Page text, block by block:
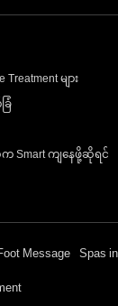
များ
က Smart ကျနေဖို့ဆိုရင်
Message Spas